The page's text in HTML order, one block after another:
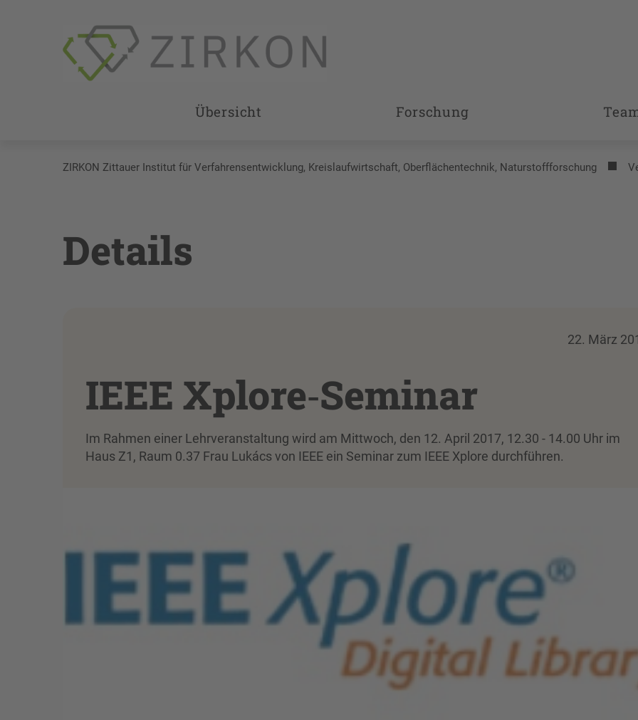
Übersicht Forschung
ZIRKON Zittauer Institut für Verfahrensentwicklung, Kreislaufwirtschaft, Oberflächentechnik, Naturstoffforschung
Details
22. März
IEEE Xplore‑Seminar
Im Rahmen einer Lehrveranstaltung wird am Mittwoch, den 12. April 2017, 12.30 - 14.00 Uhr im
Haus Z1, Raum 0.37 Frau Lukács von IEEE ein Seminar zum IEEE Xplore durchführen.